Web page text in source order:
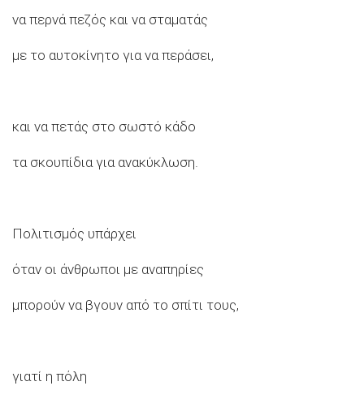
να περνά πεζός και να σταματάς
με το αυτοκίνητο για να περάσει,
και να πετάς στο σωστό κάδο
τα σκουπίδια για ανακύκλωση.
Πολιτισμός υπάρχει
όταν οι άνθρωποι με αναπηρίες
μπορούν να βγουν από το σπίτι τους,
γιατί η πόλη